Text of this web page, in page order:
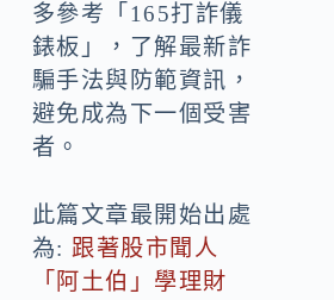
多參考「165打詐儀
錶板」，了解最新詐
騙手法與防範資訊，
避免成為下一個受害
者。
此篇文章最開始出處
為: 跟著股市聞人
「阿土伯」學理財